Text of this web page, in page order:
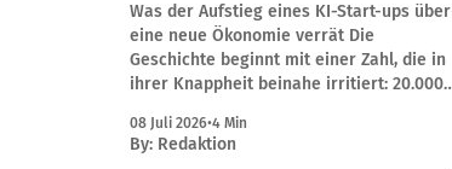
Was der Aufstieg eines KI-Start-ups über
eine neue Ökonomie verrät Die
Geschichte beginnt mit einer Zahl, die in
ihrer Knappheit beinahe irritiert: 20.000
kein klassisch organisiertes Team.
Dennoch handelt es sich um ein
08 Juli 2026•4 Min
By: Redaktion